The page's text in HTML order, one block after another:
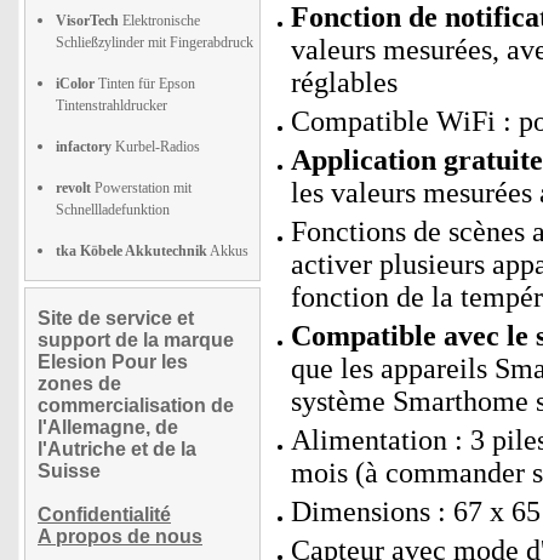
VisorTech Elektronische
Schließzylinder mit Fingerabdruck
iColor Tinten für Epson
Tintenstrahldrucker
infactory Kurbel-Radios
revolt Powerstation mit
Schnellladefunktion
tka Köbele AkkutechnikAkkus
Site de service et
support de la marque
Elesion Pour les
zones de
commercialisation de
l'Allemagne, de
l'Autriche et de la
Suisse
Confidentialité
A propos de nous
Fonction de
valeurs mesurées,
réglables
Compatible WiFi :
Application
les valeurs
Fonctions de scènes
activer plusieurs
fonction de la
Compatible avec le
que les appareils
système Smarthome
Alimentation : 3
mois (à commander
Dimensions : 67 x
Capteur avec mode